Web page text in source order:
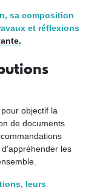
sa composition
et réflexions
objectif la
de documents
les
leurs